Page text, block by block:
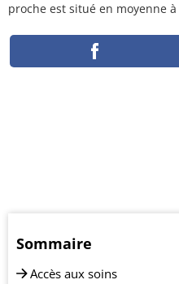
proche est situé en moyenne à
Sommaire
Accès aux soins